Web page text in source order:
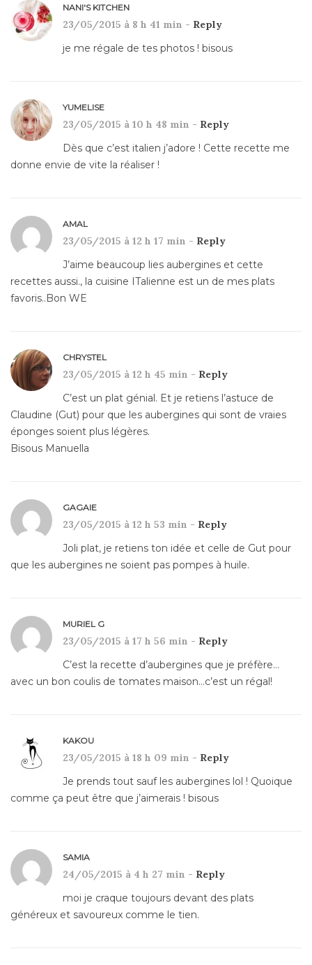
NANI'S KITCHEN
23/05/2015 à 8 h 41 min - Reply
je me régale de tes photos ! bisous
YUMELISE
23/05/2015 à 10 h 48 min - Reply
Dès que c’est italien j’adore ! Cette recette me
donne envie de vite la réaliser !
AMAL
23/05/2015 à 12 h 17 min - Reply
J’aime beaucoup lies aubergines et cette
recettes aussi., la cuisine ITalienne est un de mes plats
favoris..Bon WE
CHRYSTEL
23/05/2015 à 12 h 45 min - Reply
C’est un plat génial. Et je retiens l’astuce de
Claudine (Gut) pour que les aubergines qui sont de vraies
éponges soient plus légères.
Bisous Manuella
GAGAIE
23/05/2015 à 12 h 53 min - Reply
Joli plat, je retiens ton idée et celle de Gut pour
que les aubergines ne soient pas pompes à huile.
MURIEL G
23/05/2015 à 17 h 56 min - Reply
C’est la recette d’aubergines que je préfère…
avec un bon coulis de tomates maison…c’est un régal!
KAKOU
23/05/2015 à 18 h 09 min - Reply
Je prends tout sauf les aubergines lol ! Quoique
comme ça peut être que j’aimerais ! bisous
SAMIA
24/05/2015 à 4 h 27 min - Reply
moi je craque toujours devant des plats
généreux et savoureux comme le tien.